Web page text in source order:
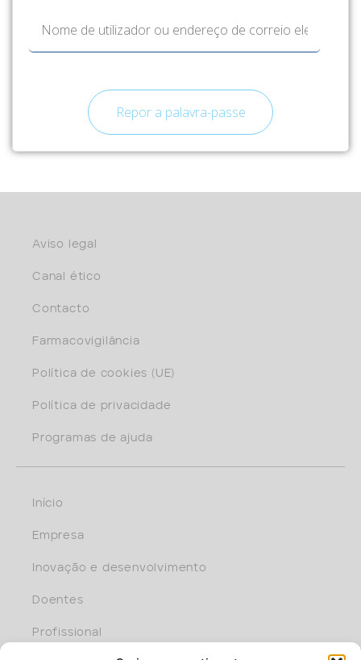
Repor a palavra-passe
Aviso legal
Canal ético
Contacto
Farmacovigilância
Política de cookies (UE)
Política de privacidade
Programas de ajuda
Início
Empresa
Inovação e desenvolvimento
Doentes
Profissional